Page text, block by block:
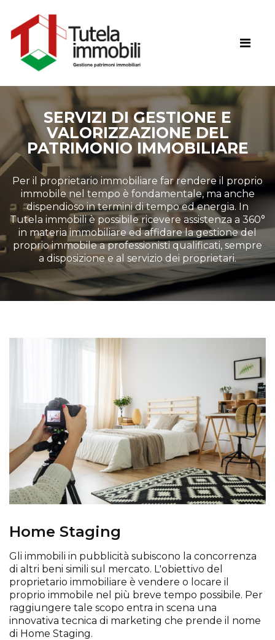
SERVIZI DI GESTIONE E
VALORIZZAZIONE DEL
PATRIMONIO IMMOBILIARE
Per il proprietario immobiliare far rendere il proprio
immobile nel tempo è fondamentale, ma anche
dispendioso in termini di tempo ed energia. In
Tutela immobili è possibile ricevere assistenza a 360°
in materia immobiliare ed affidare la gestione del
proprio immobile a professionisti qualificati, sempre
a disposizione e al servizio dei proprietari.
Home Staging
Gli immobili in pubblicità subiscono la concorrenza
di altri beni simili sul mercato. L'obiettivo del
proprietario immobiliare è vendere o locare il
proprio immobile nel più breve tempo possibile. Per
raggiungere tale scopo entra in scena una
innovativa tecnica di marketing che prende il nome
di Home Staging.